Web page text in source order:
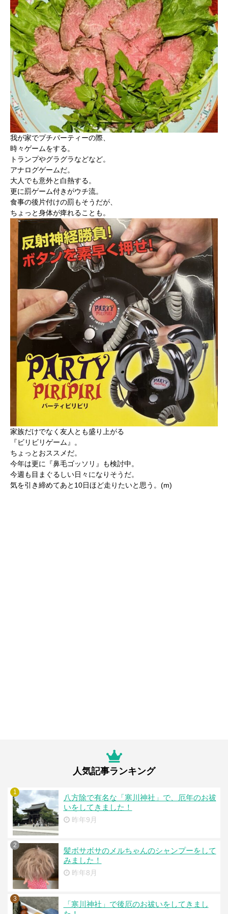
我が家でプチパーティーの際、
時々ゲームをする。
トランプやグラグラなどなど。
アナログゲームだ。
大人でも意外と白熱する。
更に罰ゲーム付きがウチ流。
食事の後片付けの罰もそうだが、
ちょっと身体が痺れることも。
家族だけでなく友人とも盛り上がる
『ビリビリゲーム』。
ちょっとおススメだ。
今年は更に『鼻毛ゴッソリ』も検討中。
今週も目まぐるしい日々になりそうだ。
気を引き締めてあと10日ほど走りたいと思う。(m)
人気記事ランキング
1
八方除で有名な「寒川神社」で、厄年のお祓
いをしてきました！
昨年9月
2
髪ボサボサのメルちゃんのシャンプーをして
みました！
昨年8月
3
「寒川神社」で後厄のお祓いをしてきまし